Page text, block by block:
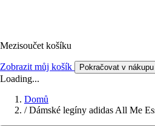
Mezisoučet košíku
Zobrazit můj košík Pokračovat v nákupu
Loading...
Domů
/ Dámské legíny adidas All Me